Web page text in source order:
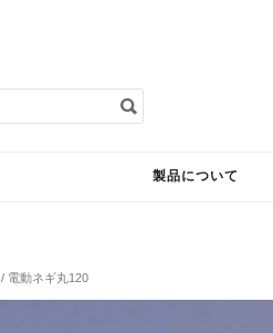
製品について
/ 電動ネギ丸120